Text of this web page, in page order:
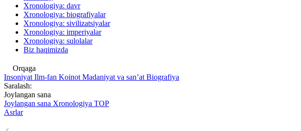
Xronologiya: davr
Xronologiya: biografiyalar
Xronologiya: sivilizatsiyalar
Xronologiya: imperiyalar
Xronologiya: sulolalar
Biz haqimizda
Orqaga
InsoniyatIlm-fan KoinotMadaniyat va sanʼatBiografiya
Saralash:
Joylangan sana
Joylangan sana Xronologiya TOP
Asrlar